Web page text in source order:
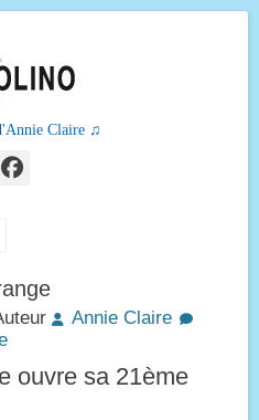
Claire ♫
Facebook
Annie Claire
ouvre sa 21ème